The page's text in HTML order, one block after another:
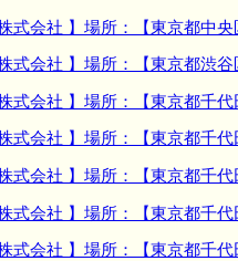
会社 】場所：【東京都中
会社 】場所：【東京都渋谷
会社 】場所：【東京都千代
会社 】場所：【東京都千
会社 】場所：【東京都千
会社 】場所：【東京都千
会社 】場所：【東京都千代